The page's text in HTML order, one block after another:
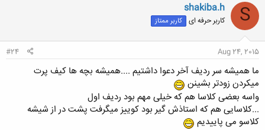
S
shakiba.h
کاربر حرفه ای کاربر ممتاز
Aug 24, 2015
#24
ما همیشه سر ردیف آخر دعوا داشتیم ....همیشه بچه ها کیف پرت
میکردن زودتر بشینن
واسه بعضی کلاسا هم که خیلی مهم بود ردیف اول
...کلاسایی هم که استاذش گیر بود کوییز میگرفت پشت در از شیشه
کلاسو می پاییدیم